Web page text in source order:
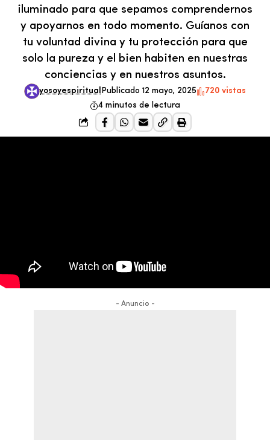
iluminado para que sepamos comprendernos
y apoyarnos en todo momento. Guíanos con
tu voluntad divina y tu protección para que
solo la pureza y el bien habiten en nuestras
conciencias y en nuestros asuntos.
yosoyespiritual Publicado 12 mayo, 2025
720 vistas
4 minutos de lectura
- Anuncio -